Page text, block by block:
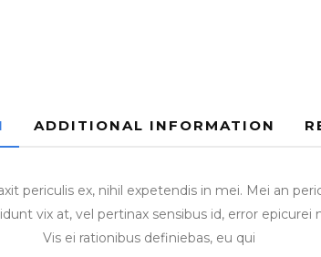
ADDITIONAL INFORMATION
periculis ex, nihil expetendis in mei. Mei an
vix at, vel pertinax sensibus id, error
Vis ei rationibus definiebas, eu qui